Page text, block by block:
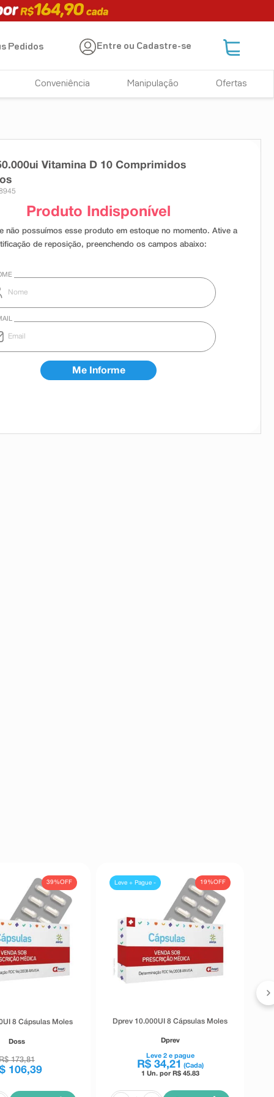
Pedidos Entre ou Cadastre-se
Conveniência Manipulação Ofertas
Vitamina D 10 Comprimidos
39%OFF
8 Cápsulas Moles
Doss
173,81
106,39
19%OFF
Leve + Pague -
Dprev 10.000UI 8 Cápsulas Moles
Dprev
Leve 2e pague
R$ 34,21
(Cada)
1 Un. por R$ 45.83